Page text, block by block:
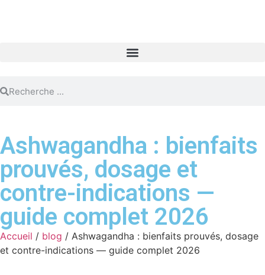
Ashwagandha : bienfaits
prouvés, dosage et
contre-indications —
guide complet 2026
Accueil / blog / Ashwagandha : bienfaits prouvés, dosage
et contre-indications — guide complet 2026